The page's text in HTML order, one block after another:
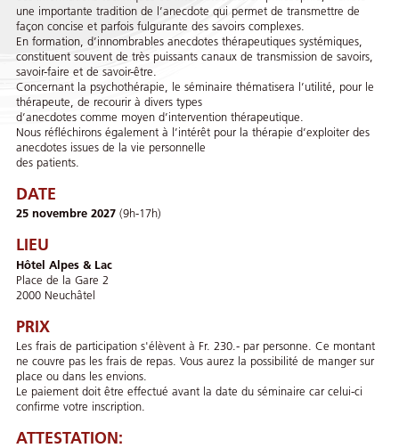
une importante tradition de l’anecdote qui permet de transmettre de
façon concise et parfois fulgurante des savoirs complexes.
En formation, d’innombrables anecdotes thérapeutiques systémiques,
constituent souvent de très puissants canaux de transmission de savoirs,
savoir-faire et de savoir-être.
Concernant la psychothérapie, le séminaire thématisera l’utilité, pour le
thérapeute, de recourir à divers types
d’anecdotes comme moyen d’intervention thérapeutique.
Nous réfléchirons également à l’intérêt pour la thérapie d’exploiter des
anecdotes issues de la vie personnelle
des patients.
DATE
25 novembre 2027(9h-17h)
LIEU
Hôtel Alpes & Lac
Place de la Gare 2
2000 Neuchâtel
PRIX
Les frais de participation s'élèvent à Fr. 230.- par personne. Ce montant
ne couvre pas les frais de repas. Vous aurez la possibilité de manger sur
place ou dans les envions.
Le paiement doit être effectué avant la date du séminaire car celui-ci
confirme votre inscription.
ATTESTATION: